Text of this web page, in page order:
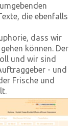
die ebenfalls
dass wir
können. Der
und wir sind
- und
Frische und